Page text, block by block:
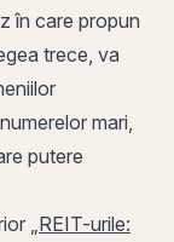
în care propun
trece, va
mari,
putere
„ REIT-urile: